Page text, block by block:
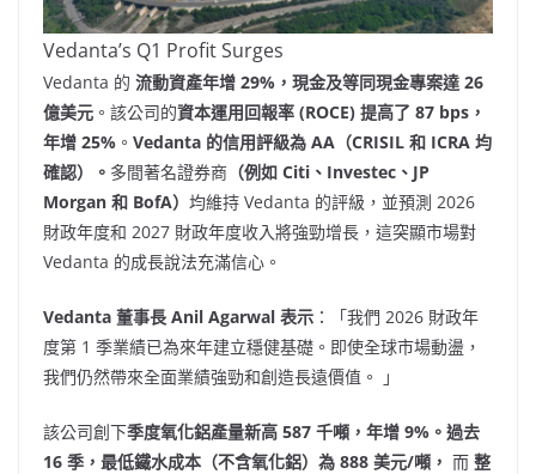
Vedanta’s Q1 Profit Surges
Vedanta 的 流動資產年增 29%，現金及等同現金專案達 26
億美元 。該公司的資本運用回報率 (ROCE) 提高了 87 bps，
年增 25% 。 Vedanta 的信用評級為 AA（CRISIL 和 ICRA 均
確認）。 多間著名證券商 （例如 Citi、Investec、JP
Morgan 和 BofA） 均維持 Vedanta 的評級，並預測 2026
財政年度和 2027 財政年度收入將強勁增長，這突顯市場對
Vedanta 的成長說法充滿信心。
Vedanta 董事長 Anil Agarwal 表示 ：「我們 2026 財政年
度第 1 季業績已為來年建立穩健基礎。即使全球市場動盪，
我們仍然帶來全面業績強勁和創造長遠價值。 」
該公司創下季度氧化鋁產量新高 587 千噸，年增 9%。過去
16 季，最低鐵水成本（不含氧化鋁）為 888 美元/噸， 而 整